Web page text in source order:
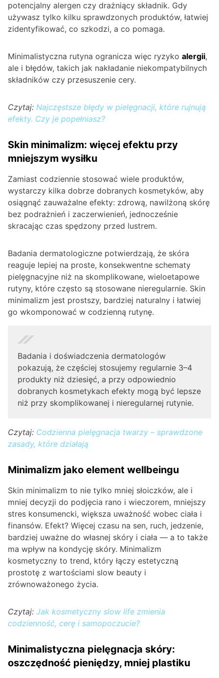
potencjalny alergen czy drażniący składnik. Gdy
używasz tylko kilku sprawdzonych produktów, łatwiej
zidentyfikować, co szkodzi, a co pomaga.
Minimalistyczna rutyna ogranicza więc ryzyko alergii,
ale i błędów, takich jak nakładanie niekompatybilnych
składników czy przesuszenie cery.
Czytaj: Najczęstsze błędy w pielęgnacji, które rujnują
efekty. Czy je popełniasz?
Skin minimalizm: więcej efektu przy
mniejszym wysiłku
Zamiast codziennie stosować wiele produktów,
wystarczy kilka dobrze dobranych kosmetyków, aby
osiągnąć zauważalne efekty: zdrową, nawilżoną skórę
bez podrażnień i zaczerwienień, jednocześnie
skracając czas spędzony przed lustrem.
Badania dermatologiczne potwierdzają, że skóra
reaguje lepiej na proste, konsekwentne schematy
pielęgnacyjne niż na skomplikowane, wieloetapowe
rutyny, które często są stosowane nieregularnie. Skin
minimalizm jest prostszy, bardziej naturalny i łatwiej
go wkomponować w codzienną rutynę.
Badania i doświadczenia dermatologów
pokazują, że częściej stosujemy regularnie 3–4
produkty niż dziesięć, a przy odpowiednio
dobranych kosmetykach efekty mogą być lepsze
niż przy skomplikowanej i nieregularnej rutynie.
Czytaj: Codzienna pielęgnacja twarzy – sprawdzone
zasady, które działają
Minimalizm jako element wellbeingu
Skin minimalizm to nie tylko mniej słoiczków, ale i
mniej decyzji do podjęcia rano i wieczorem, mniejszy
stres konsumencki, większa uważność wobec ciała i
finansów. Efekt? Więcej czasu na sen, ruch, jedzenie,
bardziej uważne do własnej skóry i ciała — a to także
ma wpływ na kondycję skóry. Minimalizm
kosmetyczny to trend, który łączy estetyczną
prostotę z wartościami slow beauty i
zrównoważonego życia.
Czytaj: Jak kosmetyczny slow life zmienia
codzienność, cerę i samopoczucie?
Minimalistyczna pielęgnacja skóry:
oszczędność pieniędzy, mniej plastiku